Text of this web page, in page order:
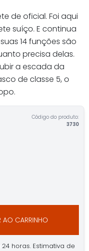
de oficial. Foi aqui
suíço. E continua
14 funções são
precisa delas.
a escada da
de classe 5, o
Código do produto:
3730
AO CARRINHO
horas. Estimativa de